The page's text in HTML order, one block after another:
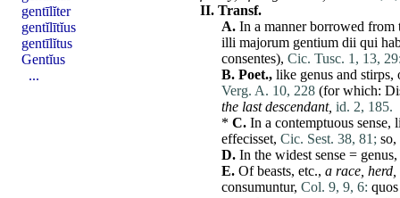
II. Transf.
A. In a manner borrowed
illi majorum gentium dii qui
consentes), Cic. Tusc. 1, 13,
B. Poet., like genus and stirps,
Verg. A. 10, 228 (for which:
the last descendant, id. 2, 185.
* C. In a contemptuous sense,
effecisset, Cic. Sest. 38, 81; so,
D. In the widest sense = genus,
E. Of beasts, etc., a race, herd,
consumuntur, Col. 9, 9, 6: quos
gentīlĭter
gentĭlītĭus
gentīlĭtus
Gentĭus
...